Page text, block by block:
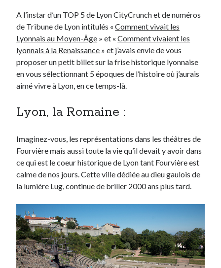
Derniers Commentaires
Entretien ménagerdansT’as vu quoi ? #52
JFdansC’était pas mieux avant… à Lyon
littleceltdansComment j’ai opéré ma vélorution toute personnelle
AnthonydansComment j’ai opéré ma vélorution toute personnelle
Renaud Ducher dansComment j’ai opéré ma vélorution toute
Commentaires récents
Entretien ménagerdansT’as vu quoi ? #52
JFdansC’était pas mieux avant… à Lyon
littleceltdansComment j’ai opéré ma vélorution toute personnelle
AnthonydansComment j’ai opéré ma vélorution toute personnelle
personnelle
On parle de quoi ?
A Lyon
A l’instar d’un TOP 5 de Lyon CityCrunch et de numéros
de Tribune de Lyon intitulés «Comment vivait les
Lyonnais au Moyen-Âge » et «Comment vivaient les
lyonnais à la Renaissance » et j’avais envie de vous
proposer un petit billet sur la frise historique lyonnaise
en vous sélectionnant 5 époques de l’histoire où j’aurais
aimé vivre à Lyon, en ce temps-là.
Lyon, la Romaine :
Imaginez-vous, les représentations dans les théâtres de
Fourvière mais aussi toute la vie qu’il devait y avoir dans
ce qui est le coeur historique de Lyon tant Fourvière est
calme de nos jours. Cette ville dédiée au dieu gaulois de
la lumière Lug, continue de briller 2000 ans plus tard.